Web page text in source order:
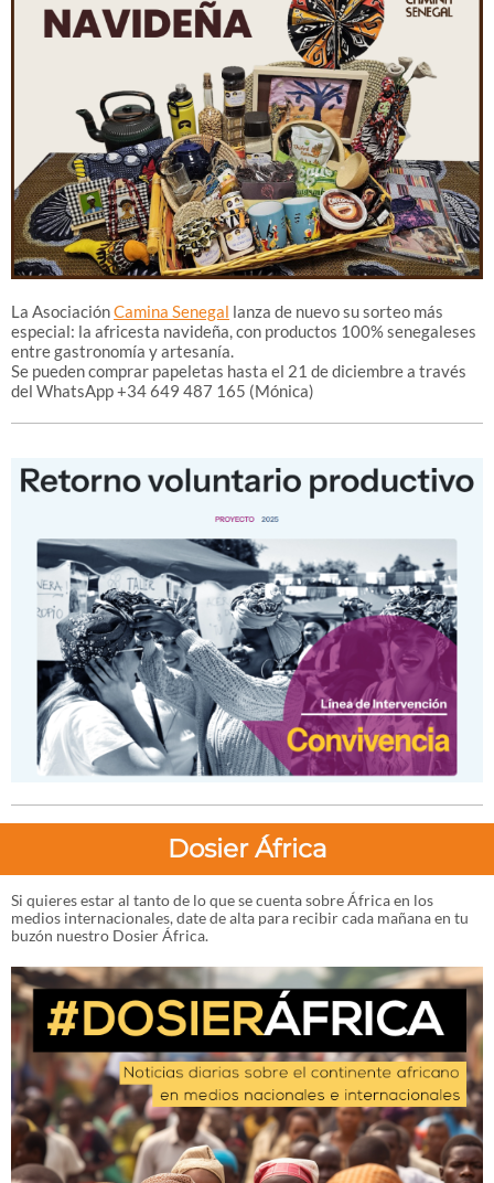
La AsociaciónCamina Senegal lanza de nuevo su sorteo más
especial: la africesta navideña, con productos 100% senegaleses
entre gastronomía y artesanía.
Se pueden comprar papeletas hasta el 21 de diciembre a través
del WhatsApp +34 649 487 165 (Mónica)
Dosier África
Si quieres estar al tanto de lo que se cuenta sobre África en los
medios internacionales, date de alta para recibir cada mañana en tu
buzón nuestro Dosier África.